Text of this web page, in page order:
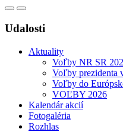
Udalosti
Aktuality
Voľby NR SR
Voľby prezidenta
Voľby do
VOĽBY 2026
Kalendár akcií
Fotogaléria
Rozhlas